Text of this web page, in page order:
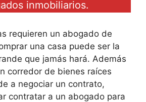
inmobiliarios.
requieren un abogado de
una casa puede ser la
que jamás hará. Además
corredor de bienes raíces
a negociar un contrato,
contratar a un abogado para